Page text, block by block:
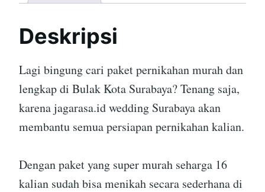
Deskripsi
Lagi bingung cari paket pernikahan murah dan
lengkap di Bulak Kota Surabaya? Tenang saja,
karena jagarasa.id wedding Surabaya akan
membantu semua persiapan pernikahan kalian.
Dengan paket yang super murah seharga 16
kalian sudah bisa menikah secara sederhana di